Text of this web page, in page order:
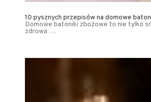
10 pysznych przepisów na domowe
Domowe batoniki zbożowe to nie tylko
zdrowa …